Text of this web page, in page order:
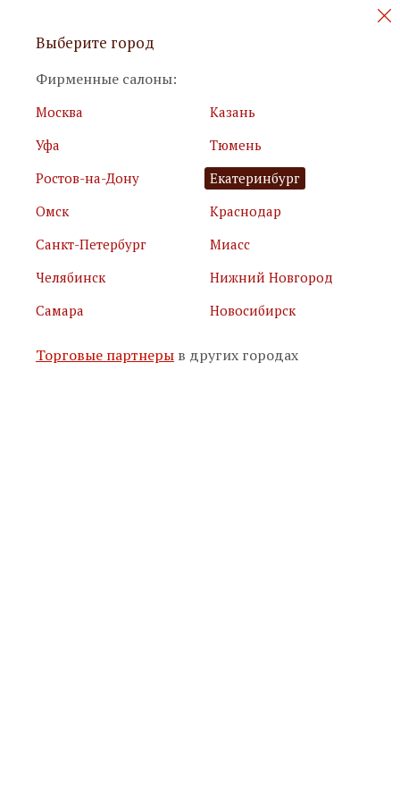
Персональные акции и новинки
Я принимаю
условия использования сайта
Я соглашаюсь сполитикой обработки персональных
Подписаться
Выберите город
Фирменные салоны:
Москва
Казань
Уфа
Тюмень
Ростов-на-Дону
Екатеринбург
Омск
Краснодар
Санкт-Петербург
Миасс
Челябинск
Нижний Новгород
Самара
Новосибирск
Торговые партнеры в других городах